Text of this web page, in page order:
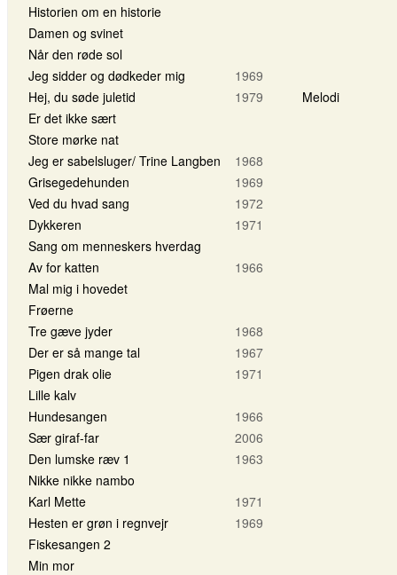
Historien om en historie
Damen og svinet
Når den røde sol
Jeg sidder og dødkeder mig
1969
Hej, du søde juletid
1979
Melodi
Er det ikke sært
Store mørke nat
Jeg er sabelsluger/ Trine Langben
1968
Grisegedehunden
1969
Ved du hvad sang
1972
Dykkeren
1971
Sang om menneskers hverdag
Av for katten
1966
Mal mig i hovedet
Frøerne
Tre gæve jyder
1968
Der er så mange tal
1967
Pigen drak olie
1971
Lille kalv
Hundesangen
1966
Sær giraf-far
2006
Den lumske ræv 1
1963
Nikke nikke nambo
Karl Mette
1971
Hesten er grøn i regnvejr
1969
Fiskesangen 2
Min mor